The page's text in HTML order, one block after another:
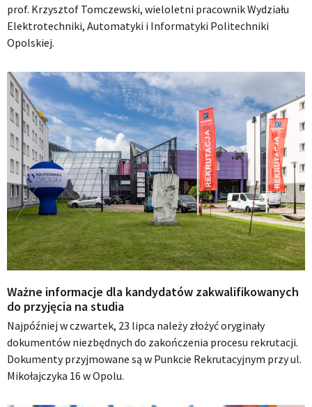
prof. Krzysztof Tomczewski, wieloletni pracownik Wydziału
Elektrotechniki, Automatyki i Informatyki Politechniki
Opolskiej.
Ważne informacje dla kandydatów zakwalifikowanych
do przyjęcia na studia
Najpóźniej w czwartek, 23 lipca należy złożyć oryginały
dokumentów niezbędnych do zakończenia procesu rekrutacji.
Dokumenty przyjmowane są w Punkcie Rekrutacyjnym przy ul.
Mikołajczyka 16 w Opolu.